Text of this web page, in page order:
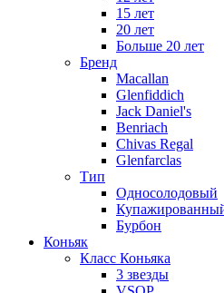
15 лет
20 лет
Больше 20 лет
Бренд
Macallan
Glenfiddich
Jack Daniel's
Benriach
Chivas Regal
Glenfarclas
Тип
Односолодовый
Бурбон
Коньяк
Класс Коньяка
3 звезды